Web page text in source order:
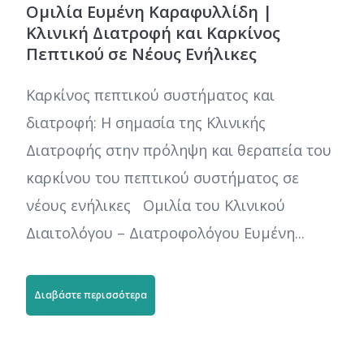
Ομιλία Ευμένη Καραφυλλίδη |
Κλινική Διατροφή και Καρκίνος
Πεπτικού σε Νέους Ενήλικες
Καρκίνος πεπτικού συστήματος και
διατροφή: Η σημασία της Κλινικής
Διατροφής στην πρόληψη και θεραπεία του
καρκίνου του πεπτικού συστήματος σε
νέους ενήλικες Ομιλία του Κλινικού
Διαιτολόγου – Διατροφολόγου Ευμένη...
Διαβάστε περισσότερα